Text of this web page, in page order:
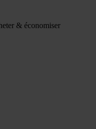
& économiser